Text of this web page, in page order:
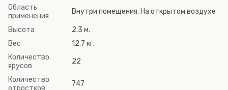
Область
применения
Внутри помещения, На открытом воздухе
Высота
2.3 м.
Вес
12.7 кг.
Количество
ярусов
22
Количество
отростков
747